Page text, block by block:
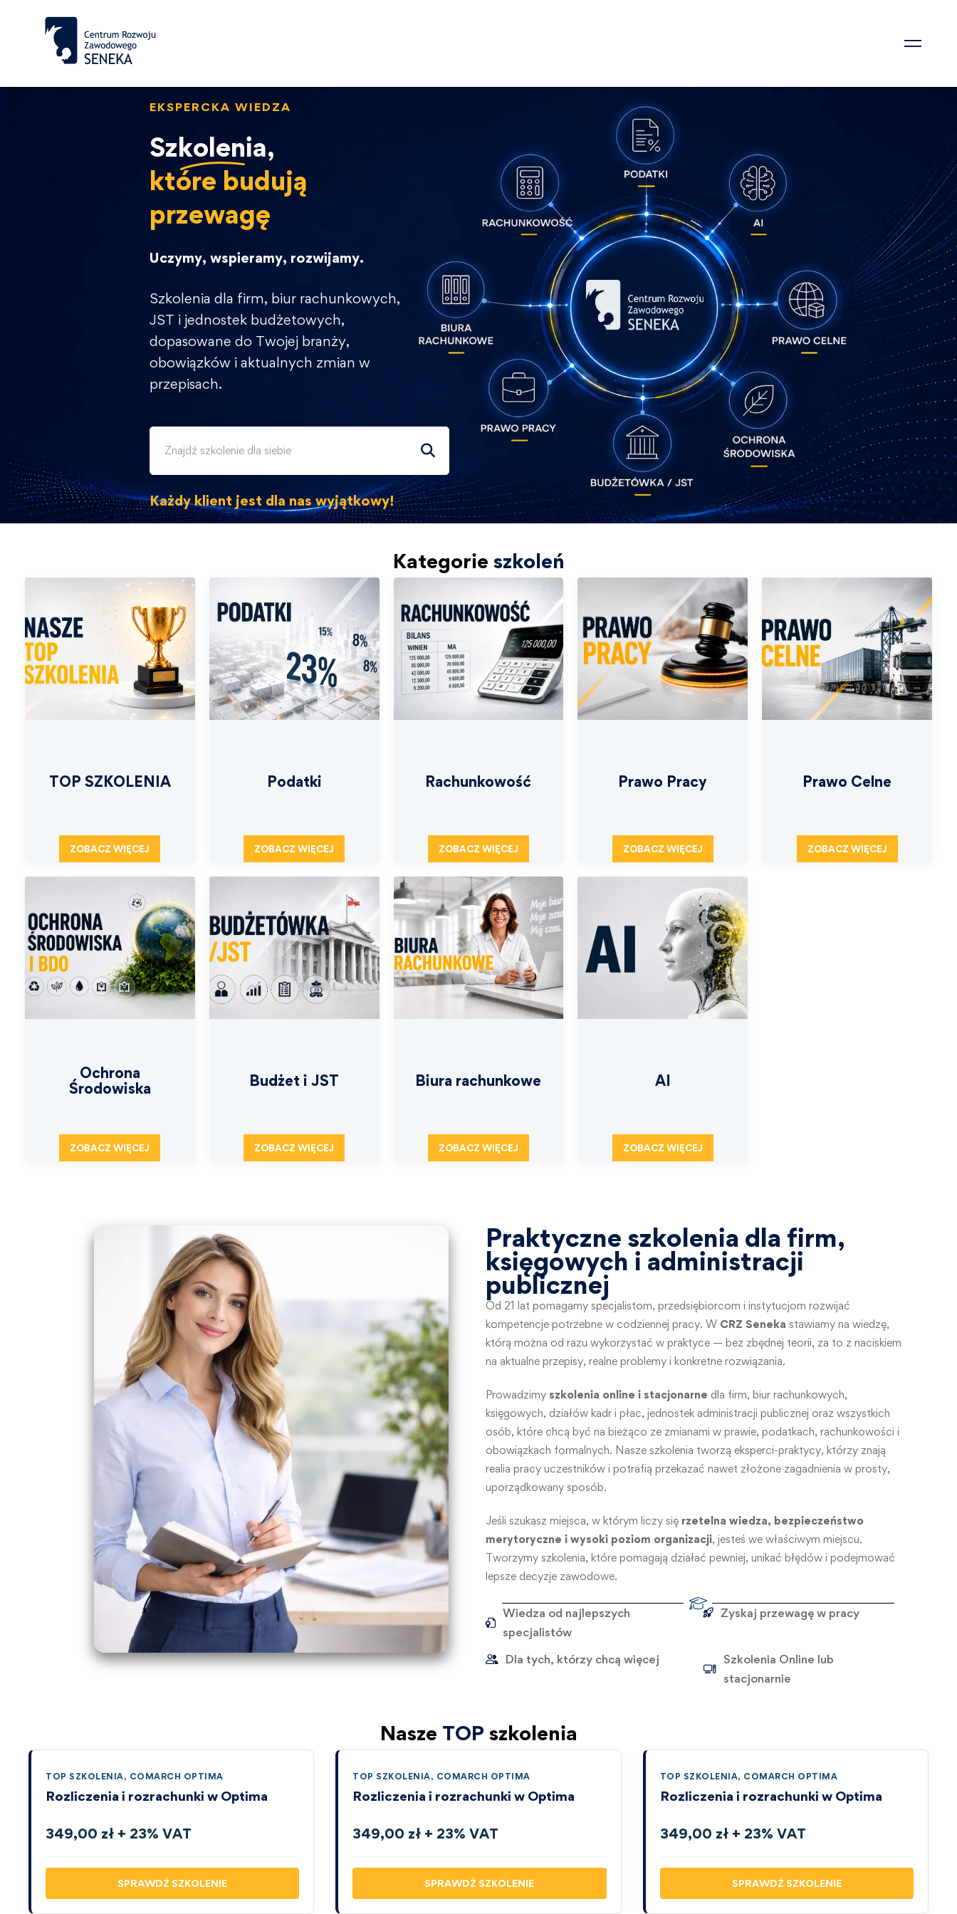
EKSPERCKA WIEDZA
Szkolenia,
które budują
przewagę
Uczymy, wspieramy, rozwijamy.
Szkolenia dla firm, biur rachunkowych,
JST i jednostek budżetowych,
dopasowane do Twojej branży,
obowiązków i aktualnych zmian w
przepisach.
Każdy klient jest dla nas wyjątkowy!
Kategorie szkoleń
TOP SZKOLENIA
ZOBACZ WIĘCEJ
Podatki
ZOBACZ WIĘCEJ
Rachunkowość
ZOBACZ WIĘCEJ
Prawo Pracy
ZOBACZ WIĘCEJ
Prawo Celne
ZOBACZ WIĘCEJ
Ochrona
Środowiska
ZOBACZ WIĘCEJ
Budżet i JST
ZOBACZ WIĘCEJ
Biura rachunkowe
ZOBACZ WIĘCEJ
AI
ZOBACZ WIĘCEJ
Praktyczne szkolenia dla firm,
księgowych i administracji
publicznej
Od 21 lat pomagamy specjalistom, przedsiębiorcom i instytucjom rozwijać
kompetencje potrzebne w codziennej pracy. W CRZ Seneka stawiamy na wiedzę,
którą można od razu wykorzystać w praktyce — bez zbędnej teorii, za to z naciskiem
na aktualne przepisy, realne problemy i konkretne rozwiązania.
Prowadzimy szkolenia online i stacjonarne dla firm, biur rachunkowych,
księgowych, działów kadr i płac, jednostek administracji publicznej oraz wszystkich
osób, które chcą być na bieżąco ze zmianami w prawie, podatkach, rachunkowości i
obowiązkach formalnych. Nasze szkolenia tworzą eksperci-praktycy, którzy znają
realia pracy uczestników i potrafią przekazać nawet złożone zagadnienia w prosty,
uporządkowany sposób.
Jeśli szukasz miejsca, w którym liczy się rzetelna wiedza, bezpieczeństwo
merytoryczne i wysoki poziom organizacji, jesteś we właściwym miejscu.
Tworzymy szkolenia, które pomagają działać pewniej, unikać błędów i podejmować
lepsze decyzje zawodowe.
Wiedza od najlepszych
specjalistów
Zyskaj przewagę w pracy
Dla tych, którzy chcą więcej
Szkolenia Online lub
stacjonarnie
Nasze TOP szkolenia
TOP SZKOLENIA, COMARCH OPTIMA
Rozliczenia i rozrachunki w Optima
349,00 zł + 23% VAT
SPRAWDŹ SZKOLENIE
TOP SZKOLENIA, COMARCH OPTIMA
Rozliczenia i rozrachunki w Optima
349,00 zł + 23% VAT
SPRAWDŹ SZKOLENIE
TOP SZKOLENIA, COMARCH OPTIMA
Rozliczenia i rozrachunki w Optima
349,00 zł + 23% VAT
SPRAWDŹ SZKOLENIE